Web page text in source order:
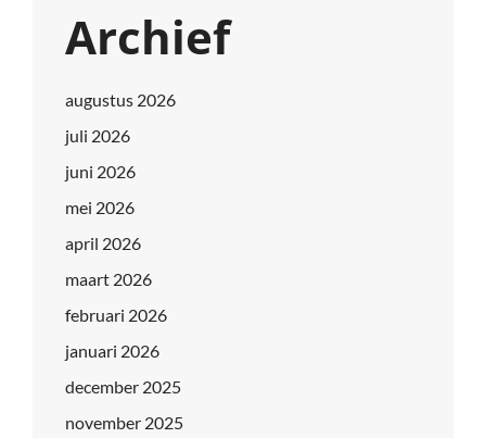
Archief
augustus 2026
juli 2026
juni 2026
mei 2026
april 2026
maart 2026
februari 2026
januari 2026
december 2025
november 2025